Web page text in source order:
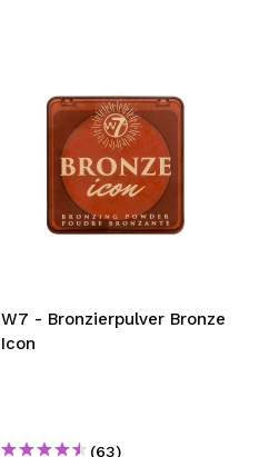
W7 - Bronzierpulver Bronze
Icon
(63)